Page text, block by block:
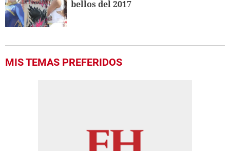
bellos del 2017
MIS TEMAS PREFERIDOS